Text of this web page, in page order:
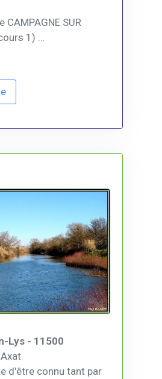
CAMPAGNE SUR
1) ...
Lys - 11500
d'être connu tant par